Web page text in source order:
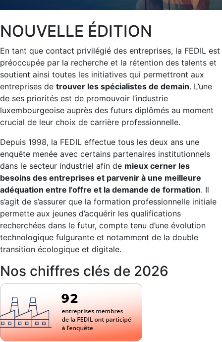
NOUVELLE ÉDITION
En tant que contact privilégié des entreprises, la FEDIL est
préoccupée par la recherche et la rétention des talents et
soutient ainsi toutes les initiatives qui permettront aux
entreprises de trouver les spécialistes de demain. L’une
de ses priorités est de promouvoir l’industrie
luxembourgeoise auprès des futurs diplômés au moment
crucial de leur choix de carrière professionnelle.
Depuis 1998, la FEDIL effectue tous les deux ans une
enquête menée avec certains partenaires institutionnels
dans le secteur industriel afin de mieux cerner les
besoins des entreprises et parvenir à une meilleure
adéquation entre l’offre et la demande de formation. Il
s’agit de s’assurer que la formation professionnelle initiale
permette aux jeunes d’acquérir les qualifications
recherchées dans le futur, compte tenu d’une évolution
technologique fulgurante et notamment de la double
transition écologique et digitale.
Nos chiffres clés de 2026